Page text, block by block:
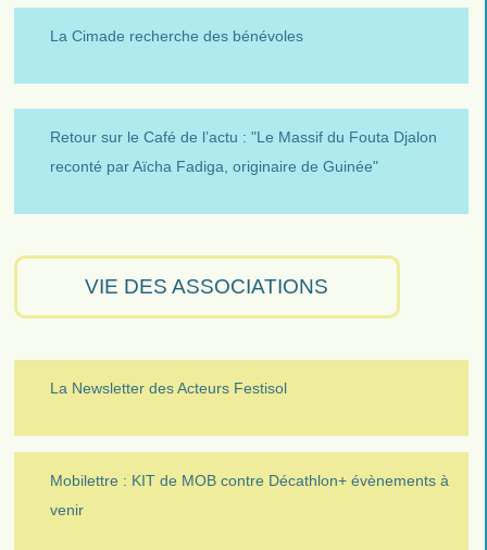
La Cimade recherche des bénévoles
Retour sur le Café de l’actu : "Le Massif du Fouta Djalon
reconté par Aïcha Fadiga, originaire de Guinée"
VIE DES ASSOCIATIONS
La Newsletter des Acteurs Festisol
Mobilettre : KIT de MOB contre Décathlon+ évènements à
venir